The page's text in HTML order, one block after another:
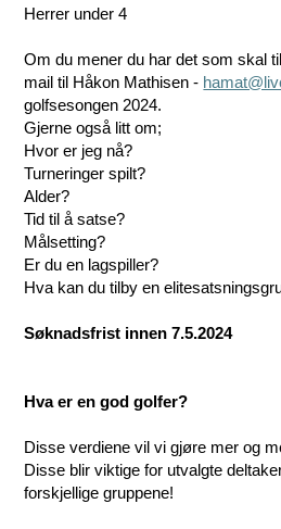
Herrer under 4
Om du mener du har det som skal
mail til Håkon Mathisen -
golfsesongen 2024.
Gjerne også litt om;
Hvor er jeg nå?
Turneringer spilt?
Alder?
Tid til å satse?
Målsetting?
Er du en lagspiller?
Hva kan du tilby en
Søknadsfrist innen 7.5.2024
Hva er en god golfer?
Disse verdiene vil vi gjøre mer og
Disse blir viktige for utvalgte
forskjellige gruppene!